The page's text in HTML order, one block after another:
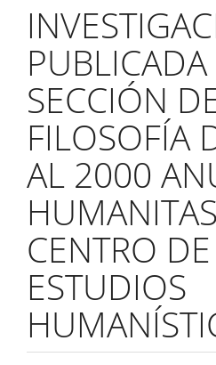
SECCIÓN
FILOSOFÍA
AL 2000
CENTRO DE
ESTUDIOS